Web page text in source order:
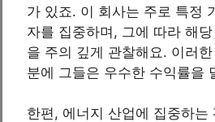
가 있죠. 이 회사는 주로 특정
자를 집중하며, 그에 따라 해
을 주의 깊게 관찰해요. 이러
분에 그들은 우수한 수익률을
한편, 에너지 산업에 집중하는